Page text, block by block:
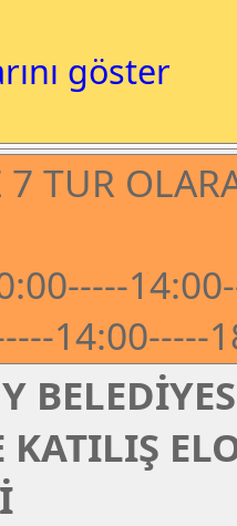
göster
TUR
14:00-----
KATILIŞ